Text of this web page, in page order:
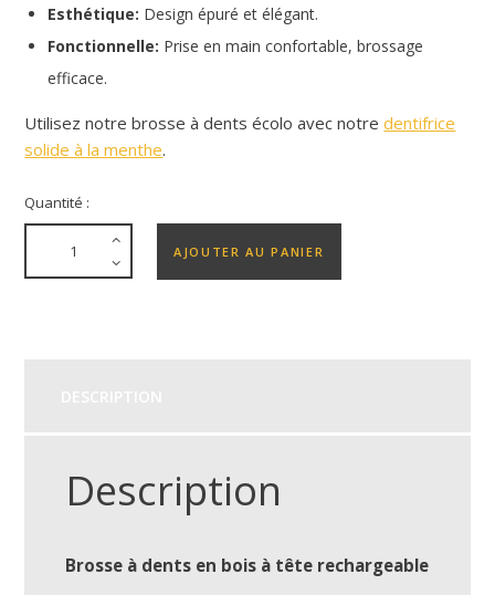
Esthétique: Design épuré et élégant.
Fonctionnelle: Prise en main confortable, brossage
efficace.
Utilisez notre brosse à dents écolo avec notredentifrice
solide à la menthe.
Quantité :
AJOUTER AU PANIER
Description
Brosse à dents en bois à tête rechargeable